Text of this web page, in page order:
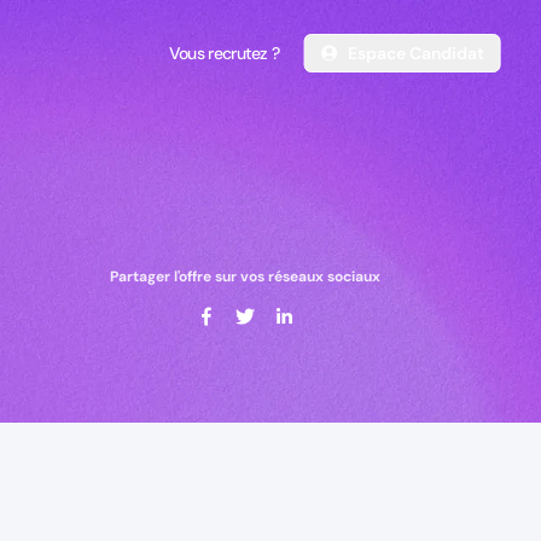
Vous recrutez ?
Vous recrutez ?
Partager l'offre sur vos réseaux sociaux